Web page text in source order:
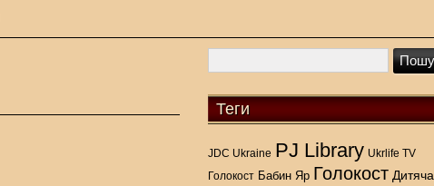
Теги
JDC Ukraine PJ Library Ukrlife TV
Голокост Бабин Яр Голокост Дитяча